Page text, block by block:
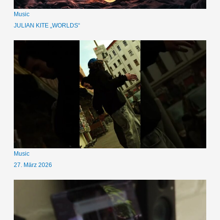
Music
JULIAN KITE „WORLDS“
Music
27. März 2026